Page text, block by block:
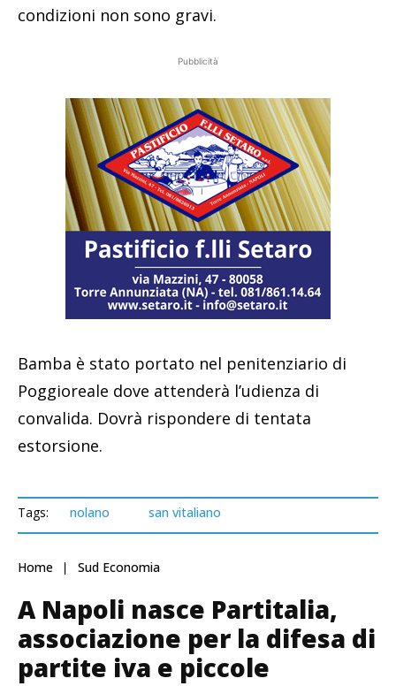
condizioni non sono gravi.
Pubblicità
Bamba è stato portato nel penitenziario di
Poggioreale dove attenderà l’udienza di
convalida. Dovrà rispondere di tentata
estorsione.
Tags: nolano san vitaliano
Home Sud Economia
A Napoli nasce Partitalia,
associazione per la difesa di
partite iva e piccole